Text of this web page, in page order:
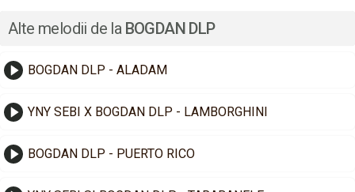
Alte melodii de la BOGDAN DLP
BOGDAN DLP - ALADAM
YNY SEBI X BOGDAN DLP - LAMBORGHINI
BOGDAN DLP - PUERTO RICO